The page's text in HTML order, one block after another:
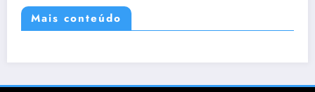
Mais conteúdo